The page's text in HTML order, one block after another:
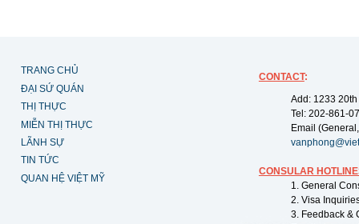
TRANG CHỦ
ĐẠI SỨ QUÁN
THỊ THỰC
MIỄN THỊ THỰC
LÃNH SỰ
TIN TỨC
QUAN HỆ VIỆT MỸ
CONTACT:
Add: 1233
Tel: 202-861-
Email
CONSULAR
1. General
2. Visa
3. Feedback &